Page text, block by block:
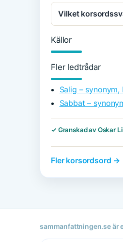
Vilket
Källor
Fler ledtrådar
Salig –
Sabbat –
✓ Granskad av Oskar
Fler korsordsord →
sammanfattningen.se är